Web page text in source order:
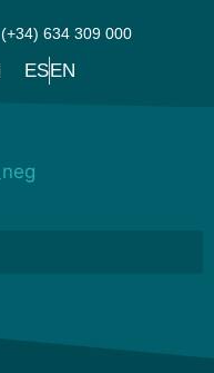
(+34) 634 309 000
ESEN